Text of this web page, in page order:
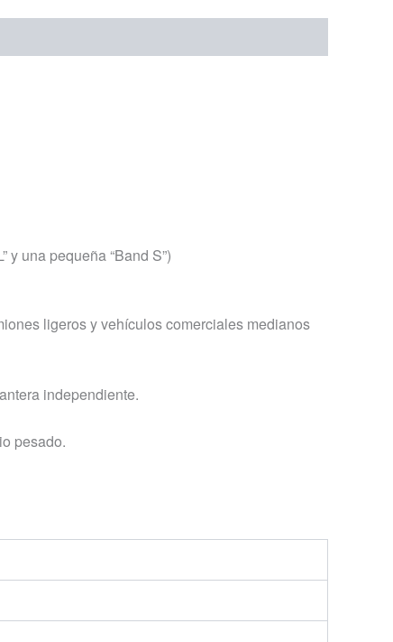
una pequeña “Band S”)
ligeros y vehículos comerciales medianos
independiente.
pesado.